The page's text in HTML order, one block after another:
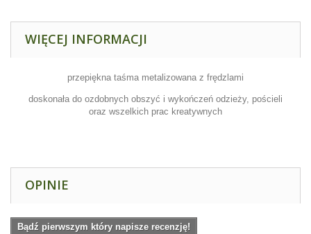
WIĘCEJ INFORMACJI
przepiękna taśma metalizowana z frędzlami
doskonała do ozdobnych obszyć i wykończeń odzieży, pościeli
oraz wszelkich prac kreatywnych
OPINIE
Bądź pierwszym który napisze recenzję!